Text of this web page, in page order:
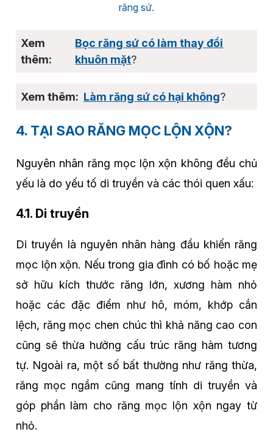
răng sứ.
Bọc răng sứ có làm thay đổi
khuôn mặt?
Làm răng sứ có hại không?
4. TẠI SAO RĂNG MỌC LỘN XỘN?
Nguyên nhân răng mọc lộn xộn không đều chủ
yếu là do yếu tố di truyền và các thói quen xấu:
4.1. Di truyền
Di truyền là nguyên nhân hàng đầu khiến răng
mọc lộn xộn. Nếu trong gia đình có bố hoặc mẹ
sở hữu kích thước răng lớn, xương hàm nhỏ
hoặc các đặc điểm như hô, móm, khớp cắn
lệch, răng mọc chen chúc thì khả năng cao con
cũng sẽ thừa hưởng cấu trúc răng hàm tương
tự. Ngoài ra, một số bất thường như răng thừa,
răng mọc ngầm cũng mang tính di truyền và
góp phần làm cho răng mọc lộn xộn ngay từ
nhỏ.